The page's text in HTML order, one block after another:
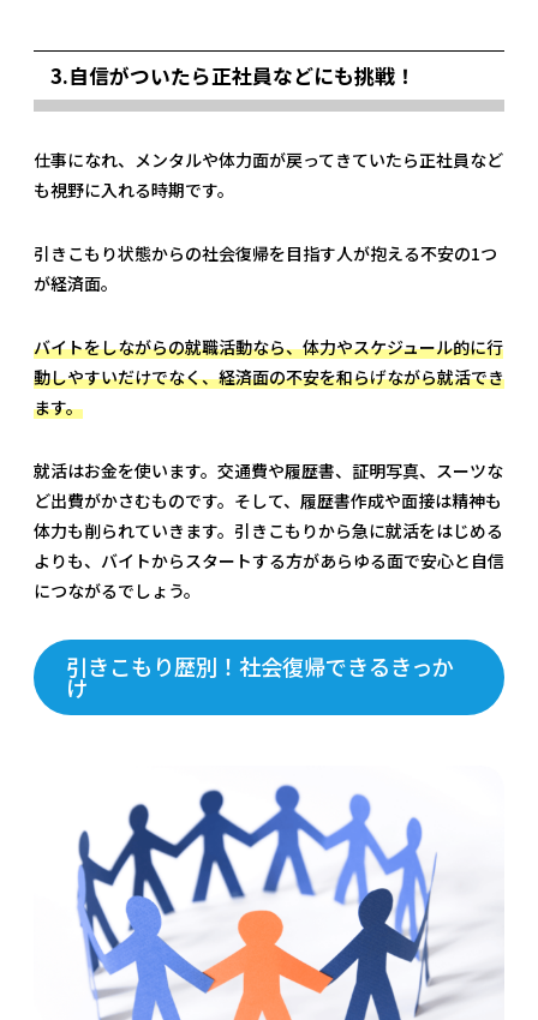
3.自信がついたら正社員などにも挑戦！
仕事になれ、メンタルや体力面が戻ってきていたら正社員など
も視野に入れる時期です。
引きこもり状態からの社会復帰を目指す人が抱える不安の1つ
が経済面。
バイトをしながらの就職活動なら、体力やスケジュール的に行
動しやすいだけでなく、経済面の不安を和らげながら就活でき
ます。
就活はお金を使います。交通費や履歴書、証明写真、スーツな
ど出費がかさむものです。そして、履歴書作成や面接は精神も
体力も削られていきます。引きこもりから急に就活をはじめる
よりも、バイトからスタートする方があらゆる面で安心と自信
につながるでしょう。
引きこもり歴別！社会復帰できるきっか
け